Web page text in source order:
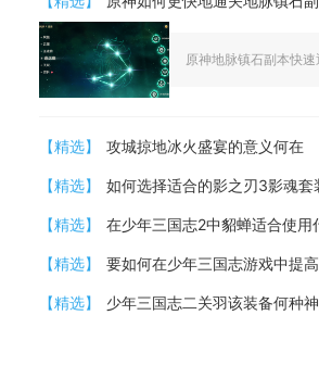
原神地脉镇石副本快
【精选】 攻城掠地冰火盛宴的意义何在
【精选】 如何选择适合的影之刃3影魂套
【精选】
【精选】
【精选】